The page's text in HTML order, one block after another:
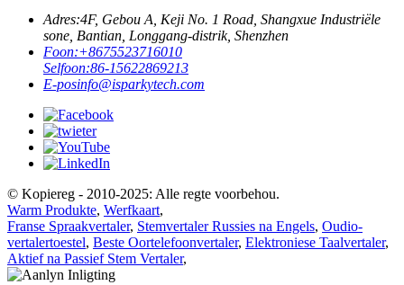
Adres:4F, Gebou A, Keji No. 1 Road, Shangxue Industriële
sone, Bantian, Longgang-distrik, Shenzhen
Foon:+8675523716010
Selfoon:86-15622869213
E-posinfo@isparkytech.com
© Kopiereg - 2010-2025: Alle regte voorbehou.
Warm Produkte, Werfkaart,
Franse Spraakvertaler, Stemvertaler Russies na Engels, Oudio-
vertalertoestel, Beste Oortelefoonvertaler, Elektroniese Taalvertaler,
Aktief na Passief Stem Vertaler,